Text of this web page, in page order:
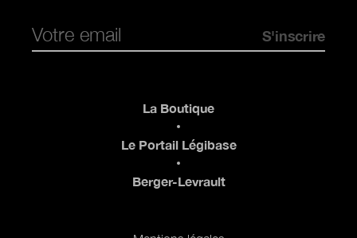
La Boutique
Le Portail Légibase
Berger-Levrault